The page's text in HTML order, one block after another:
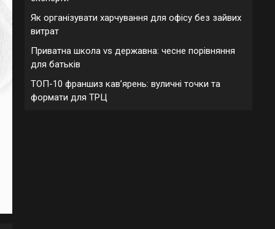
Як організувати харчування для офісу без зайвих
витрат
Приватна школа vs державна: чесне порівняння
для батьків
ТОП-10 франшиз кавʼярень: вуличні точки та
формати для ТРЦ